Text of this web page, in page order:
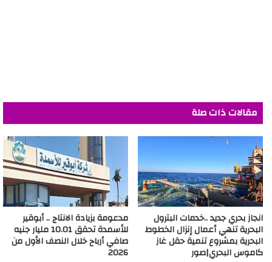
مقالات ذات صلة
انجاز بحري جديد ..خدمات البترول
البحرية تنهي أعمال إنزال الخطوط
البحرية بمشروع تنمية حقل غاز
كاموس البحري|صور
مدعومة بزيادة الانتاج .. أبوقير
للأسمدة تحقق 10.01 مليار جنيه
صافي أرباح خلال النصف الأول من
2026